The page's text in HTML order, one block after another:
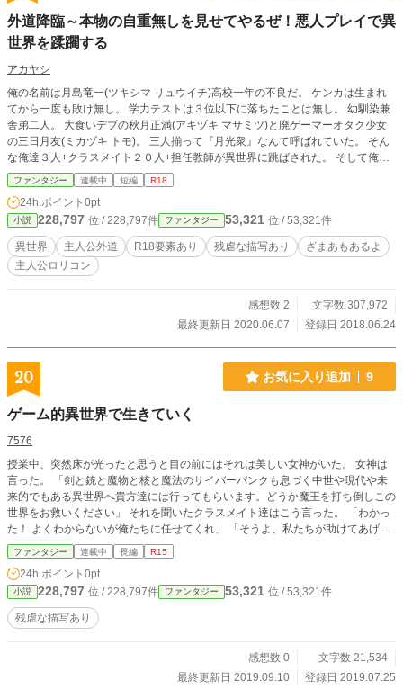
外道降臨～本物の自重無しを見せてやるぜ！悪人プレイで異
世界を蹂躙する
アカヤシ
俺の名前は月島竜一(ツキシマ リュウイチ)高校一年の不良だ。 ケンカは生まれ
てから一度も敗け無し。 学力テストは３位以下に落ちたことは無し。 幼馴染兼
舎弟二人。 大食いデブの秋月正満(アキヅキ マサミツ)と廃ゲーマーオタク少女
の三日月友(ミカヅキ トモ)。 三人揃って『月光衆』なんて呼ばれていた。 そん
な俺達３人+クラスメイト２０人+担任教師が異世界に跳ばされた。 そして俺
達、２４人は個人差はあれど全員が身体能力向上されており、１人１つの特殊能
力を得ていた。 ・俺は『肉体流動化』 肉体の形状・性質を変化させる。 ・秋月
正満は『デリバリー』 元いた世界の食べ物と飲み物をデリバリーするが出来
る。 ・三日月友『コンプリート ボーナス』 元の世界でプレイしたゲームの中で
全クリしたゲームのアイテムのみ現実で使用出来る。 俺はクラスメイト達とは
別行動を取ることになるが全く気にしてない。 何故なら好き勝手に生きていく
為に！ 俺はオンラインゲームをやるが決まってPKプレイヤーとしてゲーム荒ら
ファンタジー 連載中 短編 R18
24h.ポイント 0pt
小説 228,797 位 / 228,797件 ファンタジー 53,321 位 / 53,321件
異世界 主人公外道 R18要素あり 残虐な描写あり
ざまあもあるよ
主人公ロリコン
感想数 2
文字数 307,972
最終更新日 2020.06.07
登録日 2018.06.24
20 お気に入り追加 9
ゲーム的異世界で生きていく
7576
授業中、突然床が光ったと思うと目の前にはそれは美しい女神がいた。 女神は
言った。 「剣と銃と魔物と核と魔法のサイバーパンクも息づく中世や現代や未
来的でもある異世界へ貴方達には行ってもらいます。どうか魔王を打ち倒しこの
世界をお救いください」 それを聞いたクラスメイト達はこう言った。 「わかっ
た！ よくわからないが俺たちに任せてくれ」 「そうよ、私たちが助けてあげな
きゃ」 そんなレベル3桁で召喚されたクラスメイト達をレベル0で召喚された僕
は当然放っておく。 せっかくの異世界、地道に強くなって楽しもうじゃないか
ー！ 女神はタヒね。
ファンタジー 連載中 長編 R15
24h.ポイント 0pt
小説 228,797 位 / 228,797件 ファンタジー 53,321 位 / 53,321件
残虐な描写あり
感想数 0
文字数 21,534
最終更新日 2019.09.10
登録日 2019.07.25